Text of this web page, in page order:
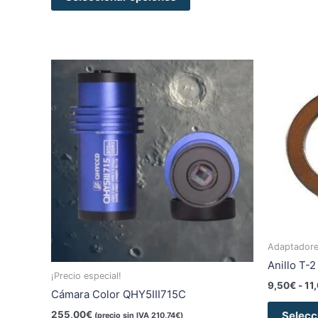
¡Precio especial!
Cámara Color QHY5III715C
255,00€ (precio sin IVA 210,74€)
Anillo T-
9,50€ -